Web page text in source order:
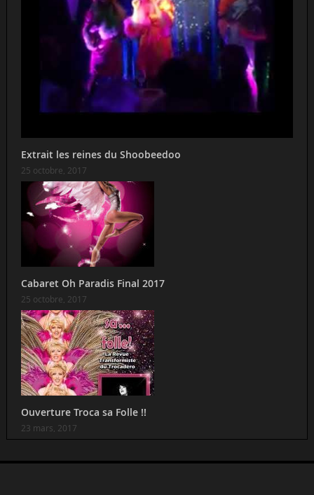
Extrait les reines du Shoobeedoo
25 octobre, 2017
Cabaret Oh Paradis Final 2017
25 octobre, 2017
Ouverture Troca sa Folle !!
23 mars, 2017